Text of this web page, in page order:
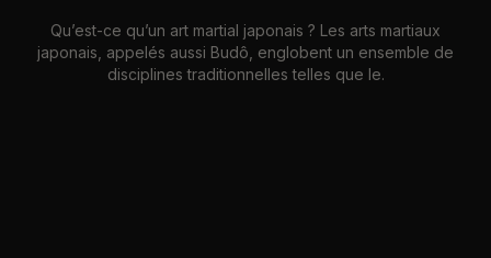
Qu’est-ce qu’un art martial japonais ? Les arts martiaux
japonais, appelés aussi Budô, englobent un ensemble de
disciplines traditionnelles telles que le.